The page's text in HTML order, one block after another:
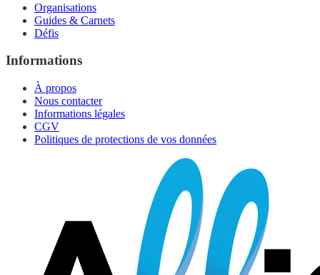
Organisations
Guides & Carnets
Défis
Informations
À propos
Nous contacter
Informations légales
CGV
Politiques de protections de vos données